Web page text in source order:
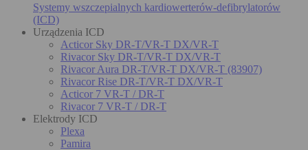
Systemy wszczepialnych kardiowerterów-defibrylatorów
(ICD)
Urządzenia ICD
Acticor Sky DR-T/VR-T DX/VR-T
Rivacor Sky DR-T/VR-T DX/VR-T
Rivacor Aura DR-T/VR-T DX/VR-T (83907)
Rivacor Rise DR-T/VR-T DX/VR-T
Acticor 7 VR-T / DR-T
Rivacor 7 VR-T / DR-T
Elektrody ICD
Plexa
Pamira